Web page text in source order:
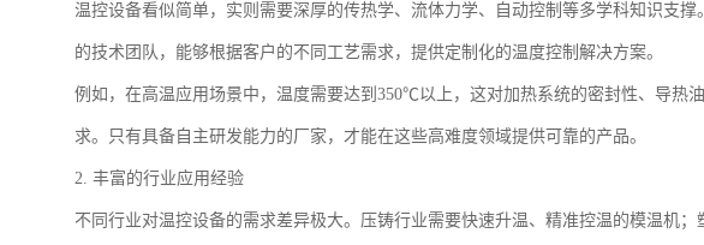
温控设备看似简单，实则需要深厚的传热学、流体力学、自动控制等多学科知识支
的技术团队，能够根据客户的不同工艺需求，提供定制化的温度控制解决方案。
例如，在高温应用场景中，温度需要达到350℃以上，这对加热系统的密封性、导热
求。只有具备自主研发能力的厂家，才能在这些高难度领域提供可靠的产品。
2. 丰富的行业应用经验
不同行业对温控设备的需求差异极大。压铸行业需要快速升温、精准控温的模温机